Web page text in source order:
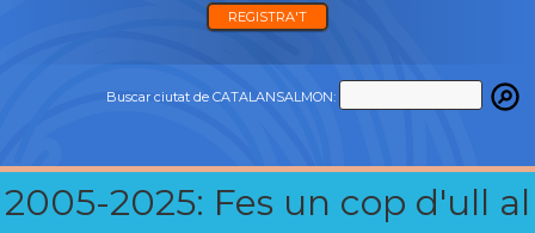
REGISTRA'T
Buscar ciutat de CATALANSALMON:
2005-2025: Fes un cop d'ull al